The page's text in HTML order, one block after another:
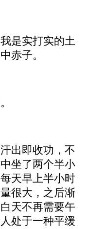
是实打实的土
赤子。
出即收功，不
坐了两个半小
天早上半小时
很大，之后渐
天不再需要午
处于一种平缓